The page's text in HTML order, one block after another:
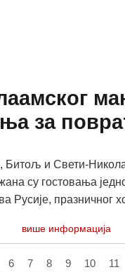
за
и Свети-
су гостовања
Русије, празничног
више информација
6 7 8 9 10 11